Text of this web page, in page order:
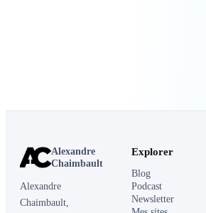
Alexandre
Chaimbault
Alexandre
Chaimbault,
Explorer
Blog
Podcast
Newsletter